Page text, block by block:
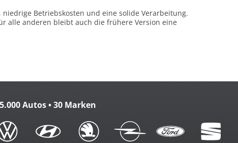
Betriebskosten und eine solide Verarbeitung.
alle anderen bleibt auch die frühere Version eine
Autos • 30 Marken